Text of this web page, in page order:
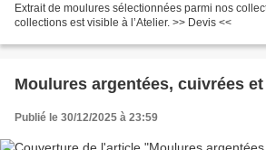
Extrait de moulures sélectionnées parmi nos
collections est visible à l’Atelier. >> Devis <<
Moulures argentées, cuivrées
Publié le 30/12/2025 à 23:59